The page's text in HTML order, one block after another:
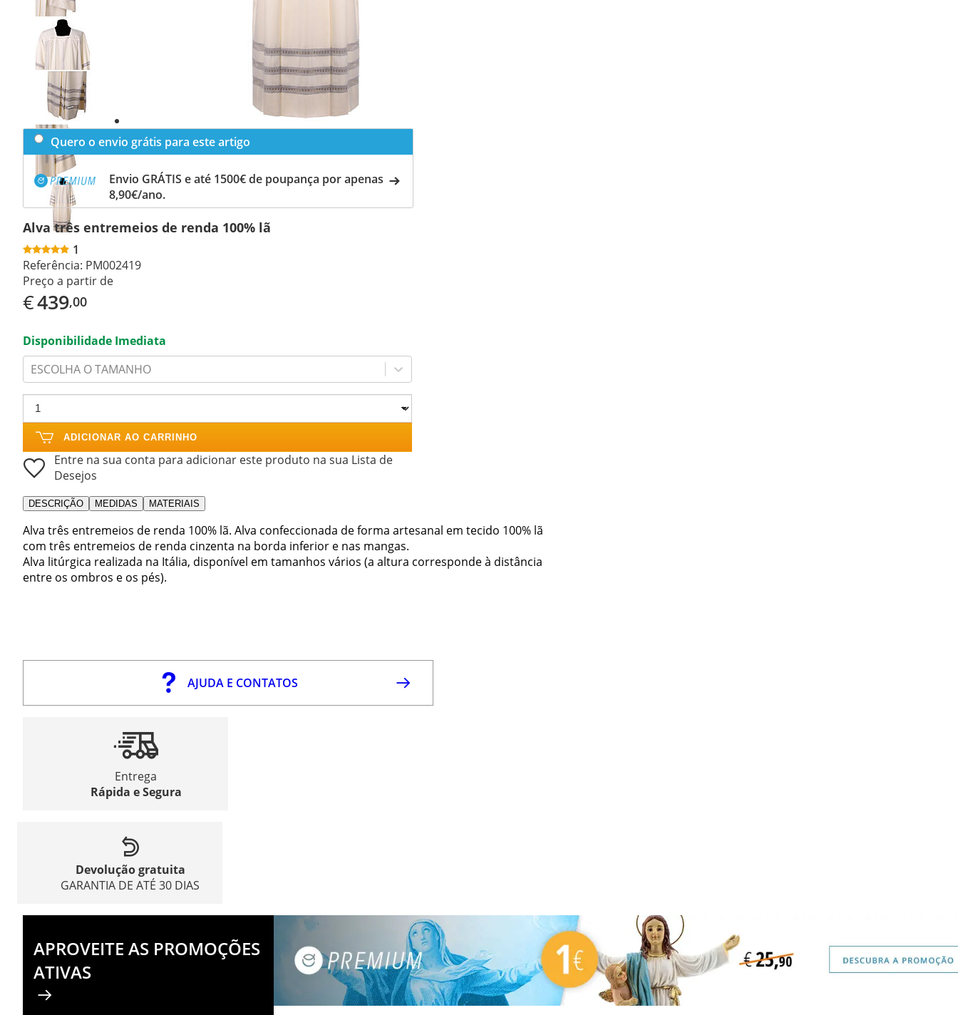
Previous
slide
Next
slide
Quero o envio grátis para este artigo
Envio GRÁTIS e até 1500€ de poupança por apenas
8,90€/ano.
Alva três entremeios de renda 100% lã
1
Referência: PM002419
Preço a partir de
€439,00
Disponibilidade Imediata
ESCOLHA O TAMANHO
ADICIONAR AO CARRINHO
Entre na sua conta para adicionar este produto na sua Lista de
Desejos
DESCRIÇÃO MEDIDAS MATERIAIS
Alva três entremeios de renda 100% lã. Alva confeccionada de forma artesanal em tecido 100% lã
com três entremeios de renda cinzenta na borda inferior e nas mangas.
Alva litúrgica realizada na Itália, disponível em tamanhos vários (a altura corresponde à distância
entre os ombros e os pés).
AJUDA E CONTATOS
Entrega
Rápida e Segura
Devolução gratuita
GARANTIA DE ATÉ 30 DIAS
APROVEITE AS PROMOÇÕES
ATIVAS